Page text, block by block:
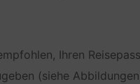
Ihren
(siehe